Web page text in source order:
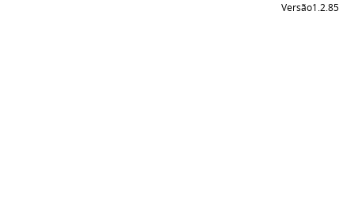
Versão1.2.85